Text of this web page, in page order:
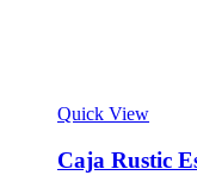
Quick View
Caja Rustic